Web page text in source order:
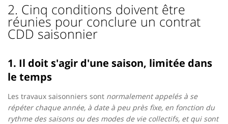
2. Cinq conditions doivent être
réunies pour conclure un contrat
CDD saisonnier
1. Il doit s'agir d'une saison, limitée dans
le temps
Les travaux saisonniers sont normalement appelés à se
répéter chaque année, à date à peu près fixe, en fonction du
rythme des saisons ou des modes de vie collectifs, et qui sont